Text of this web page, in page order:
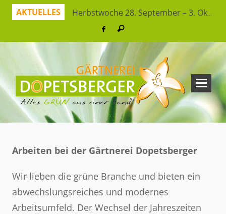
AKTUELLES Herbstwoche 28. September – 3. Oktober
Herbstzeit ist Pflanzzeit!
Jetzt sparen mit unserer App
Hitzeresistente Pflanzen für unsere Gärten
Virtueller Rundgang in der Erlebnisgärtnerei
So bleibt Ihr grünes Paradies gesund und schön
Workshop Herbststrauß
Arbeiten bei der Gärtnerei Dopetsberger
Wir lieben die grüne Branche und bieten ein
abwechslungsreiches und modernes
Arbeitsumfeld. Der Wechsel der Jahreszeiten